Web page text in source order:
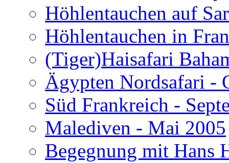
Höhlentauchen auf
Höhlentauchen in
(Tiger)Haisafari
Ägypten Nordsafari -
Süd Frankreich -
Malediven - Mai 2005
Begegnung mit Hans